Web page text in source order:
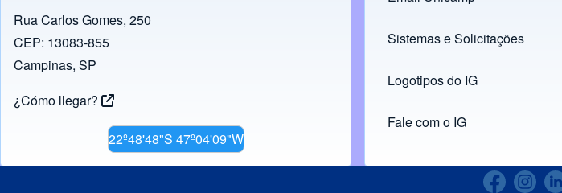
Rua Carlos Gomes, 250
CEP: 13083-855
Campinas, SP
¿Cómo llegar?
22º48'48"S 47º04'09"W
Links
Sistemas e Solicitações
(opens in new tab)
Logotipos do IG
(opens in new tab)
Fale com o IG